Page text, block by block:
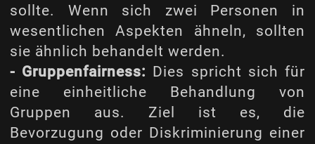
sollte. Wenn sich zwei Personen in
wesentlichen Aspekten ähneln, sollten
sie ähnlich behandelt werden.
- Gruppenfairness: Dies spricht sich für
eine einheitliche Behandlung von
Gruppen aus. Ziel ist es, die
Bevorzugung oder Diskriminierung einer